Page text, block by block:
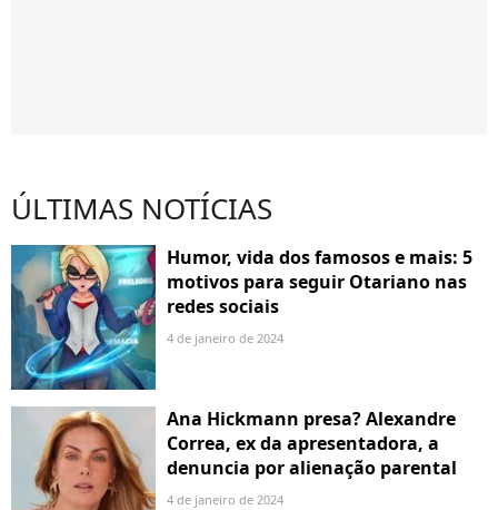
ÚLTIMAS NOTÍCIAS
Humor, vida dos famosos e mais: 5
motivos para seguir Otariano nas
redes sociais
4 de janeiro de 2024
Ana Hickmann presa? Alexandre
Correa, ex da apresentadora, a
denuncia por alienação parental
4 de janeiro de 2024